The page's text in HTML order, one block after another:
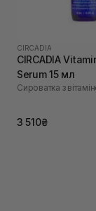
CIRCADIA
CIRCADIA
Serum 15 мл
Сироватка з
3 510₴